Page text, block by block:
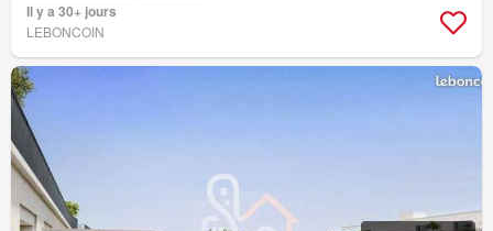
Il y a 30+ jours
LEBONCOIN